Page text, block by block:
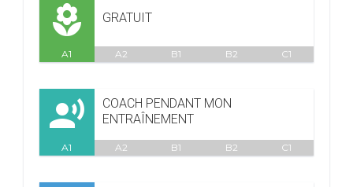
local_florist GRATUIT
A1 A2 B1 B2 C1

COACH PENDANT MON
ENTRAÎNEMENT
A1 A2 B1 B2 C1